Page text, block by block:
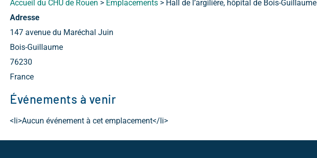
Accueil du CHU de Rouen > Emplacements > Hall de l’argilière, hôpital de Bois-Guillaume
Adresse
147 avenue du Maréchal Juin
Bois-Guillaume
76230
France
Événements à venir
<li>Aucun événement à cet emplacement</li>